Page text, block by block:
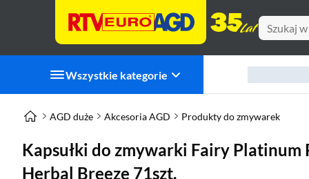
Wszystkie kategorie
AGD duże Akcesoria AGD Produkty do zmywarek
Kapsułki do zmywarki Fairy Platinum
Herbal Breeze 71szt.